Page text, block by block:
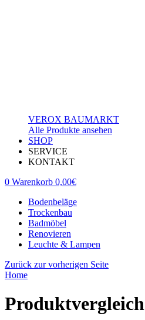
VEROX BAUMARKT
Alle Produkte ansehen
SHOP
SERVICE
KONTAKT
0 Warenkorb 0,00€
Bodenbeläge
Trockenbau
Badmöbel
Renovieren
Leuchte & Lampen
Zurück zur vorherigen Seite
Home
Produktvergleich